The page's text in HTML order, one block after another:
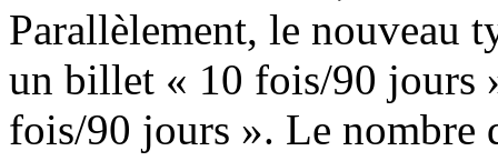
Parallèlement, le nouveau
un billet « 10 fois/90 jours
fois/90 jours ». Le nombre